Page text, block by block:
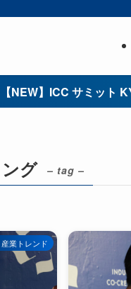
【NEW】ICC サミット
グ – tag –
産業トレンド